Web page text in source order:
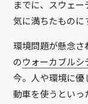
までに、スウェ
気に満ちたものに
環境問題が懸念
のウォーカブルシ
今。人や環境に優
動車を使うといっ